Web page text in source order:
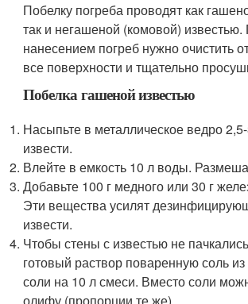
Побелку погреба проводят как
так и негашеной (комовой)
нанесением погреб нужно очистить
все поверхности и тщательно
Побелка гашеной известью
Насыпьте в металлическое ведро
извести.
Влейте в емкость 10 л воды.
Добавьте 100 г медного или 30 г
Эти вещества усилят
извести.
Чтобы стены с известью не
готовый раствор поваренную соль из
соли на 10 л смеси. Вместо соли